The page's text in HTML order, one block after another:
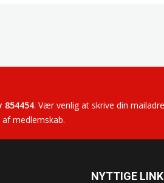
854454. Vær venlig at skrive din
medlemskab.
NYTTIGE